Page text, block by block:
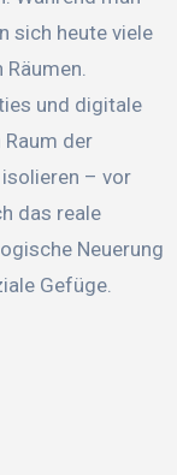
sich heute viele
und digitale
der
isolieren – vor
das reale
Neuerung
Gefüge.